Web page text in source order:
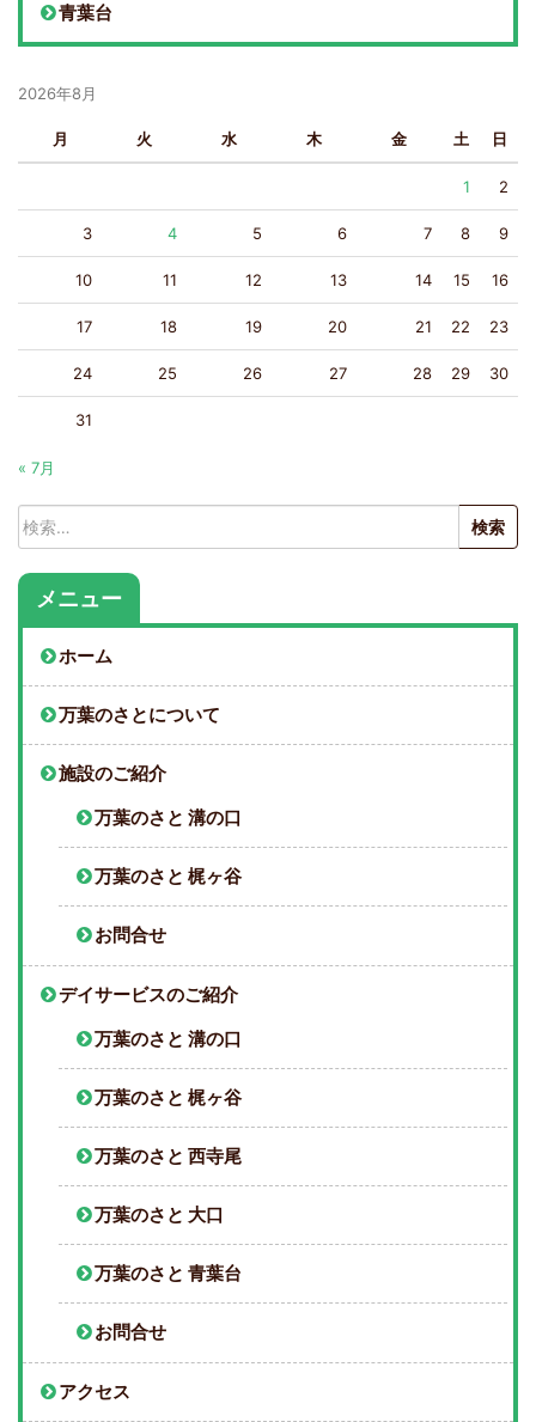
青葉台
2026年8月
月 火 水 木 金 土 日
1 2
3 4 5 6 7 8 9
10 11 12 13 14 15 16
17 18 19 20 21 22 23
24 25 26 27 28 29 30
31
« 7月
検
索:
メニュー
ホーム
万葉のさとについて
施設のご紹介
万葉のさと 溝の口
万葉のさと 梶ヶ谷
お問合せ
デイサービスのご紹介
万葉のさと 溝の口
万葉のさと 梶ヶ谷
万葉のさと 西寺尾
万葉のさと 大口
万葉のさと 青葉台
お問合せ
アクセス